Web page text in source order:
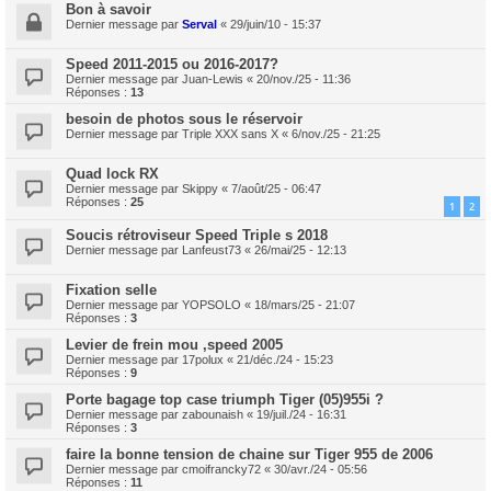
Bon à savoir
Dernier message par Serval « 29/juin/10 - 15:37
Speed 2011-2015 ou 2016-2017?
Dernier message par Juan-Lewis « 20/nov./25 - 11:36
Réponses : 13
besoin de photos sous le réservoir
Dernier message par Triple XXX sans X « 6/nov./25 - 21:25
Quad lock RX
Dernier message par Skippy « 7/août/25 - 06:47
Réponses : 25 1 2
Soucis rétroviseur Speed Triple s 2018
Dernier message par Lanfeust73 « 26/mai/25 - 12:13
Fixation selle
Dernier message par YOPSOLO « 18/mars/25 - 21:07
Réponses : 3
Levier de frein mou ,speed 2005
Dernier message par 17polux « 21/déc./24 - 15:23
Réponses : 9
Porte bagage top case triumph Tiger (05)955i ?
Dernier message par zabounaish « 19/juil./24 - 16:31
Réponses : 3
faire la bonne tension de chaine sur Tiger 955 de 2006
Dernier message par cmoifrancky72 « 30/avr./24 - 05:56
Réponses : 11